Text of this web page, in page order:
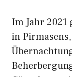
Im Jahr 2021
in